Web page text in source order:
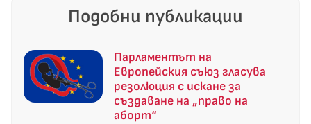
Подобни публикации
Парламентът на
Европейския съюз гласува
резолюция с искане за
създаване на „право на
аборт“